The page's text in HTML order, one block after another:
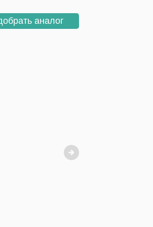
аналог